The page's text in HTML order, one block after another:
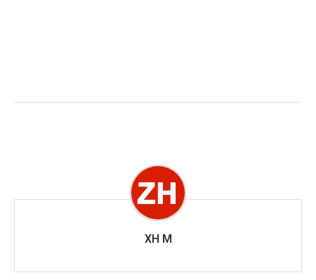
XH M